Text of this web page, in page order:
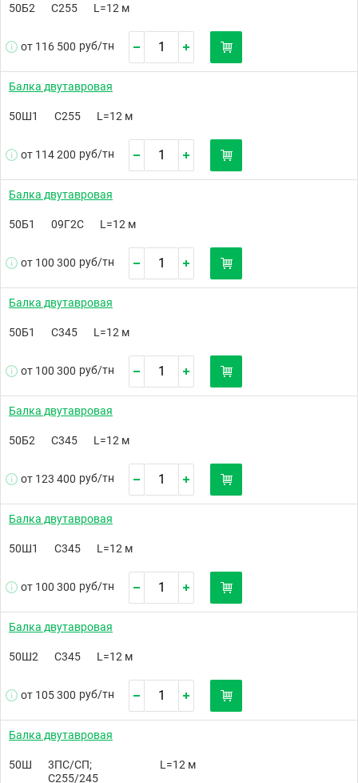
50Б2 С255 L=12 м
от 116 500 руб/тн
Балка двутавровая
50Ш1 С255 L=12 м
от 114 200 руб/тн
Балка двутавровая
50Б1 09Г2С L=12 м
от 100 300 руб/тн
Балка двутавровая
50Б1 С345 L=12 м
от 100 300 руб/тн
Балка двутавровая
50Б2 С345 L=12 м
от 123 400 руб/тн
Балка двутавровая
50Ш1 С345 L=12 м
от 100 300 руб/тн
Балка двутавровая
50Ш2 С345 L=12 м
от 105 300 руб/тн
Балка двутавровая
50Ш
3ПС/СП;
С255/245
L=12 м